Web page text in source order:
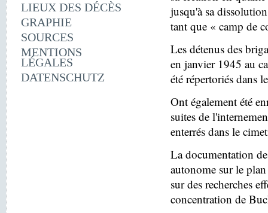
LIEUX DES DÉCÈS
GRAPHIE
SOURCES
MENTIONS
LÉGALES
DATENSCHUTZ
jusqu'à sa
tant que « camp de
Les détenus des
en janvier 1945 au
été répertoriés dans
Ont également été
suites de
enterrés dans le
La documentation
autonome sur le
sur des recherches
concentration de